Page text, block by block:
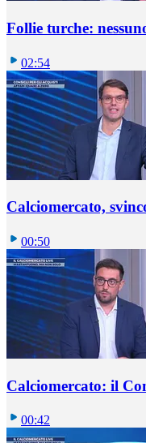
Follie turche:
02:54
Calciomercato,
00:50
Calciomercato: il
00:42